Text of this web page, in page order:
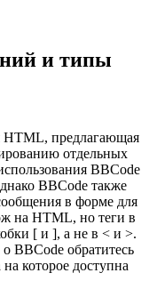
и типы
HTML, предлагающая
отдельных
BBCode
BBCode также
в форме для
на HTML, но теги в
[ и ], а не в < и >.
BBCode обратитесь
которое доступна